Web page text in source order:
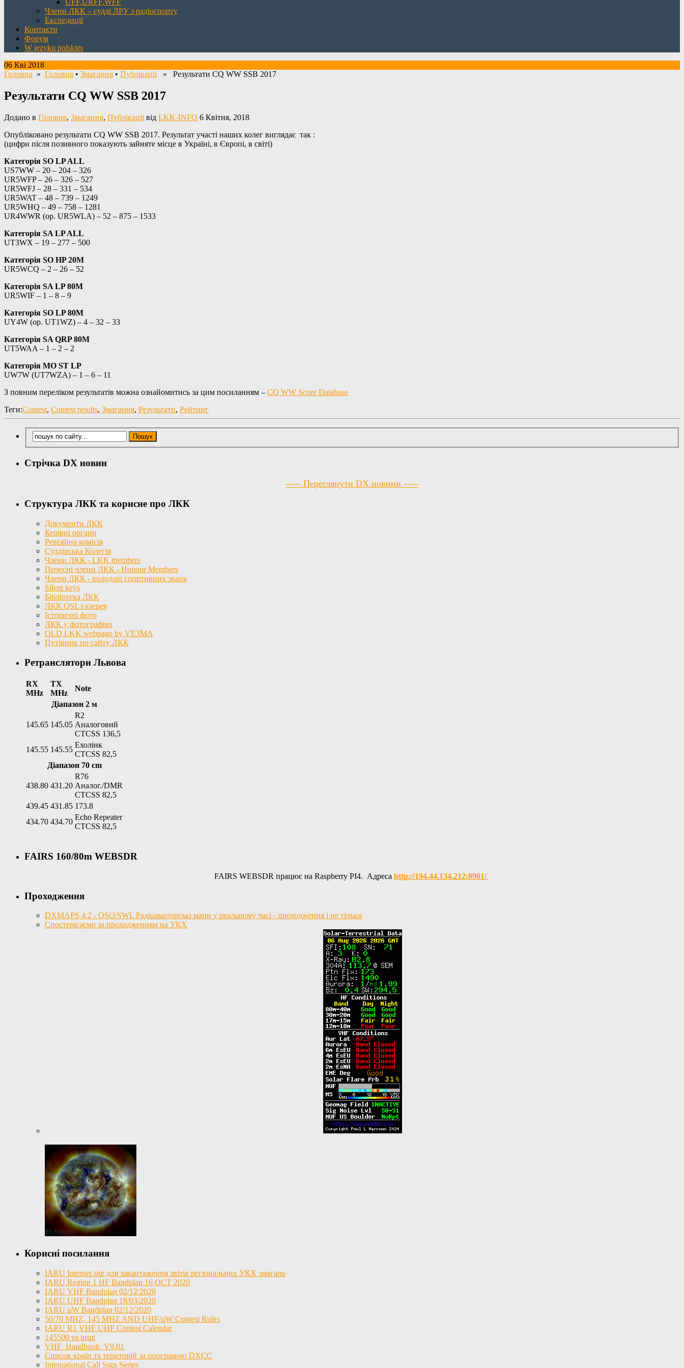
Члени ЛКК – судді ЛРУ з радіоспорту
Експедиції
Контакти
Форум
W języku polskim
06 Кві 2018
Головна » Головна • Змагання • Публікації» Результати CQ WW SSB 2017
Результати CQ WW SSB 2017
Додано в Головна, Змагання, Публікаціївід LKK-INFO 6 Квітня, 2018
Опубліковано результати CQ WW SSB 2017. Результат участі наших колег виглядає так :
(цифри після позивного показують зайняте місце в Україні, в Європі, в світі)
Категорія SO LP ALL
US7WW – 20 – 204 – 326
UR5WFP – 26 – 326 – 527
UR5WFJ – 28 – 331 – 534
UR5WAT – 48 – 739 – 1249
UR5WHQ – 49 – 758 – 1281
UR4WWR (op. UR5WLA) – 52 – 875 – 1533
Категорія SA LP ALL
UT3WX – 19 – 277 – 500
Категорія SO HP 20M
UR5WCQ – 2 – 26 – 52
Категорія SA LP 80M
UR5WIF – 1 – 8 – 9
Категорія SO LP 80M
UY4W (op. UT1WZ) – 4 – 32 – 33
Категорія SA QRP 80M
UT5WAA – 1 – 2 – 2
Категорія MO ST LP
UW7W (UT7WZA) – 1 – 6 – 11
З повним переліком результатів можна ознайомитись за цим посиланням – CQ WW Score Database
Теги:Contest, Contest results, Змагання, Результати, Рейтинг
Стрічка DX новин
----- Переглянути DX новини -----
Структура ЛКК та корисне про ЛКК
Документи ЛКК
Керівні органи
Ревізійна комісія
Суддівська Колегія
Члени ЛКК - LKK members
Почесні члени ЛКК - Honour Members
Члени ЛКК - володарі спортивних звань
Silent keys
Бібліотека ЛКК
ЛКК QSL галерея
Історичні фото
ЛКК у фотографіях
OLD LKK webpage by VE3MA
Путівник по сайту ЛКК
Ретранслятори Львова
RX
MHz
TX
MHz
Note
Діапазон 2 м
145.65 145.05
R2
Аналоговий
CTCSS 136,5
145.55 145.55
Ехолінк
CTCSS 82,5
Діапазон 70 cm
438.80 431.20
R76
Аналог./DMR
CTCSS 82,5
439.45 431.85 173.8
434.70 434.70
Echo Repeater
CTCSS 82,5
FAIRS 160/80m WEBSDR
FAIRS WEBSDR працює на Raspberry PI4. Адреса http://194.44.134.212:8901/
Проходження
DXMAPS 4.2 - QSO/SWL Радіоаматорські мапи у реальному часі - проходження і не тільки
Спостерігаємо за проходженням на УКХ
Корисні посилання
IARU Internet site для завантаження звітів регіональних УКХ змагань
IARU Region 1 HF Bandplan 16 OCT 2020
IARU VHF Bandplan 02/12/2020
IARU UHF Bandplan 18/03/2020
IARU µW Bandplan 02/12/2020
50/70 MHZ, 145 MHZ AND UHF/µW Contest Rules
IARU R1 VHF UHF Contest Calendar
145500 та інші
VHF_Handbook_V9.01
Список країн та територій за програмою DXCC
International Call Sign Series